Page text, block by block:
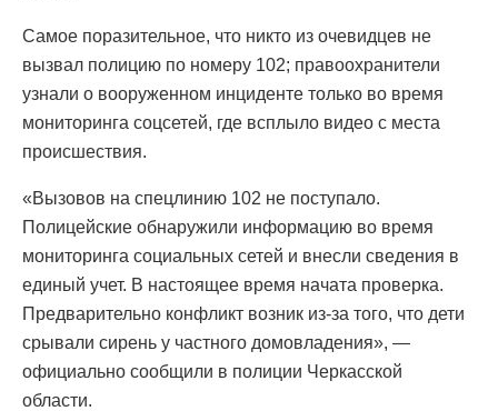
Самое поразительное, что никто из очевидцев не
вызвал полицию по номеру 102; правоохранители
узнали о вооруженном инциденте только во время
мониторинга соцсетей, где всплыло видео с места
происшествия.
«Вызовов на спецлинию 102 не поступало.
Полицейские обнаружили информацию во время
мониторинга социальных сетей и внесли сведения в
единый учет. В настоящее время начата проверка.
Предварительно конфликт возник из-за того, что дети
срывали сирень у частного домовладения», —
официально сообщили в полиции Черкасской
области.